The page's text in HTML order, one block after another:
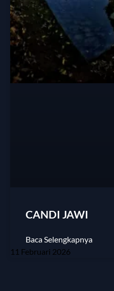
CANDI JAWI
Baca Selengkapnya
11 Februari 2026